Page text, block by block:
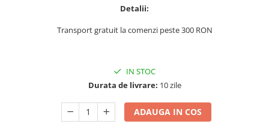
Corpuri de iluminat tip Highbay
Iluminat de siguranta
Fise, prize, accesorii
Tablouri si distributie electrica
Detalii:
Transport gratuit la comenzi peste 300 RON
IN STOC
Durata de livrare: 10 zile
ADAUGA IN COS